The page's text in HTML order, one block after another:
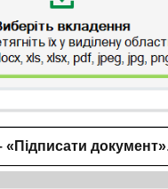
«Підписати документ».